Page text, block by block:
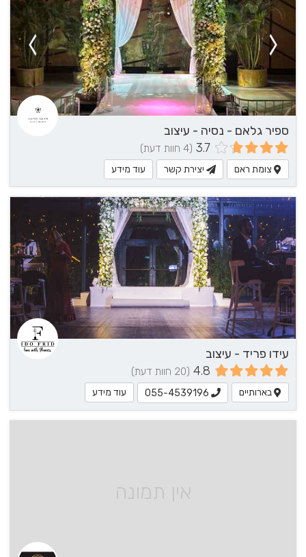
ספיר גלאם - נסיה - עיצוב
3.7 (4 חוות דעת)
צומת ראם יצירת קשר עוד מידע
עידו פריד - עיצוב
4.8 (20 חוות דעת)
בארותיים 055-4539196 עוד מידע
אין תמונה